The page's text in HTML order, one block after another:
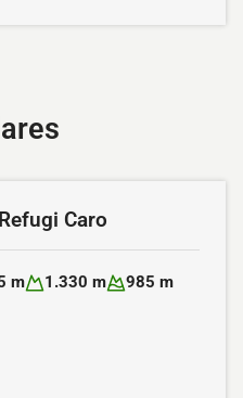
Caro
negativo:
m
Altitud máxima:
1.330 m
Altitud mínima:
985 m